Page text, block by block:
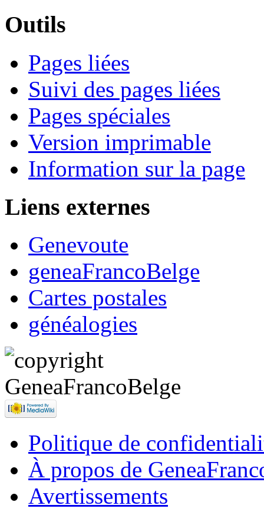
Outils
Pages liées
Suivi des pages liées
Pages spéciales
Version imprimable
Information sur la page
Liens externes
Genevoute
geneaFrancoBelge
Cartes postales
généalogies
Politique de
À propos de
Avertissements